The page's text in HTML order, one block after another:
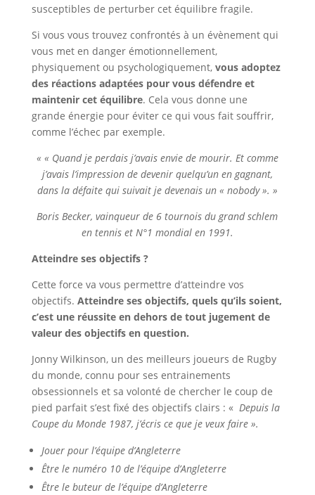
susceptibles de perturber cet équilibre fragile.
Si vous vous trouvez confrontés à un évènement qui
vous met en danger émotionnellement,
physiquement ou psychologiquement, vous adoptez
des réactions adaptées pour vous défendre et
maintenir cet équilibre. Cela vous donne une
grande énergie pour éviter ce qui vous fait souffrir,
comme l’échec par exemple.
« « Quand je perdais j’avais envie de mourir. Et comme
j’avais l’impression de devenir quelqu’un en gagnant,
dans la défaite qui suivait je devenais un « nobody ». »
Boris Becker, vainqueur de 6 tournois du grand schlem
en tennis et N°1 mondial en 1991.
Atteindre ses objectifs ?
Cette force va vous permettre d’atteindre vos
objectifs. Atteindre ses objectifs, quels qu’ils soient,
c’est une réussite en dehors de tout jugement de
valeur des objectifs en question.
Jonny Wilkinson, un des meilleurs joueurs de Rugby
du monde, connu pour ses entrainements
obsessionnels et sa volonté de chercher le coup de
pied parfait s’est fixé des objectifs clairs : « Depuis la
Coupe du Monde 1987, j’écris ce que je veux faire ».
Jouer pour l’équipe d’Angleterre
Être le numéro 10 de l’équipe d’Angleterre
Être le buteur de l’équipe d’Angleterre